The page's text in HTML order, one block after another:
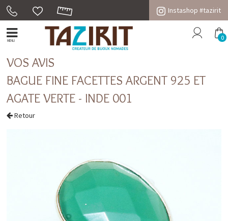
Instashop #tazirit
MENU 0
VOS AVIS
BAGUE FINE FACETTES ARGENT 925 ET
AGATE VERTE - INDE 001
Retour